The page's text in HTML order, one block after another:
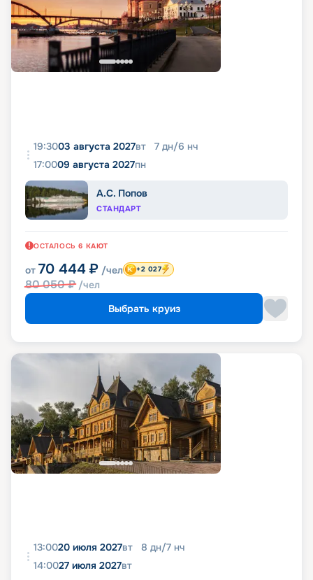
19:3003 августа 2027вт 7 дн/6 нч
17:0009 августа 2027пн
А.С. Попов
СТАНДАРТ
ОСТАЛОСЬ 6 КАЮТ
от 70 444 ₽ /чел
80 050₽ /чел
+2 027
Выбрать круиз
13:0020 июля 2027вт 8 дн/7 нч
14:0027 июля 2027вт